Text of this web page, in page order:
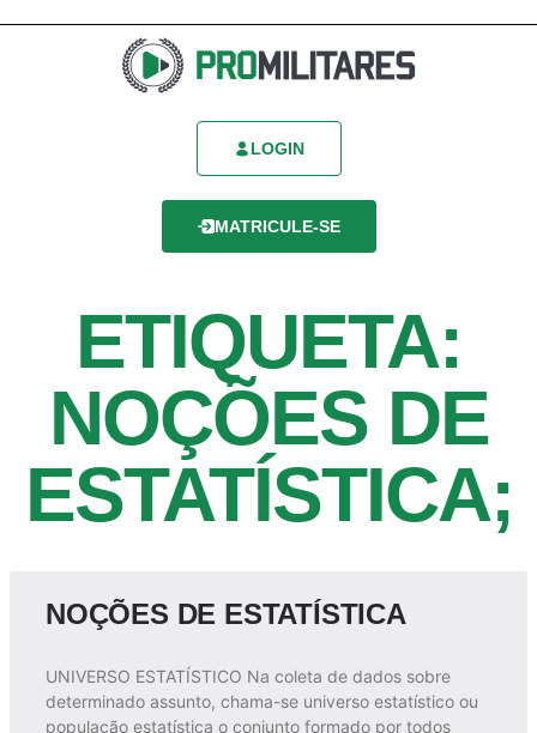
LOGIN
MATRICULE-SE
ETIQUETA:
NOÇÕES DE
ESTATÍSTICA;
NOÇÕES DE ESTATÍSTICA
UNIVERSO ESTATÍSTICO Na coleta de dados sobre
determinado assunto, chama-se universo estatístico ou
população estatística o conjunto formado por todos